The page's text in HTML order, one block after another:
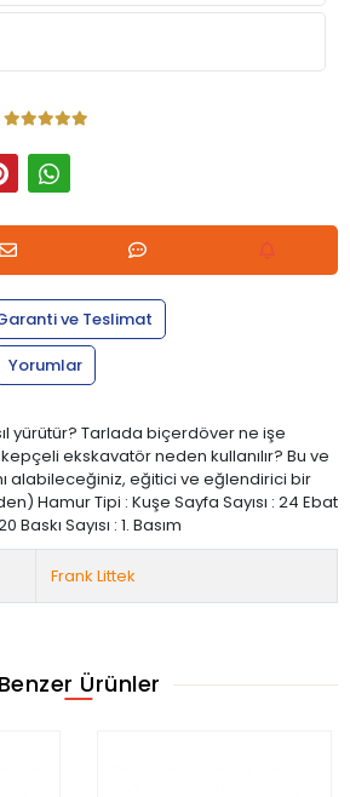
ve Teslimat
Yorumlar
yürütür? Tarlada biçerdöver ne işe
ekskavatör neden kullanılır? Bu ve
alabileceğiniz, eğitici ve eğlendirici bir
Hamur Tipi : Kuşe Sayfa Sayısı : 24 Ebat
Baskı Sayısı : 1. Basım
Frank Littek
Benzer Ürünler